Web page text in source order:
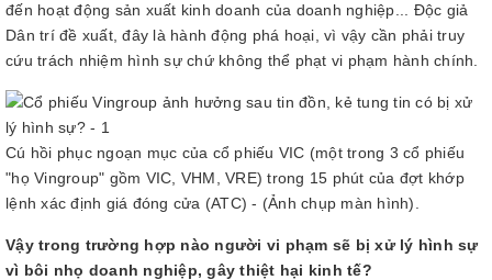
đến hoạt động sản xuất kinh doanh của doanh nghiệp... Độc giả
Dân trí đề xuất, đây là hành động phá hoại, vì vậy cần phải truy
cứu trách nhiệm hình sự chứ không thể phạt vi phạm hành chính.
Cú hồi phục ngoạn mục của cổ phiếu VIC (một trong 3 cổ phiếu
"họ Vingroup" gồm VIC, VHM, VRE) trong 15 phút của đợt khớp
lệnh xác định giá đóng cửa (ATC) - (Ảnh chụp màn hình).
Vậy trong trường hợp nào người vi phạm sẽ bị xử lý hình sự
vì bôi nhọ doanh nghiệp, gây thiệt hại kinh tế?